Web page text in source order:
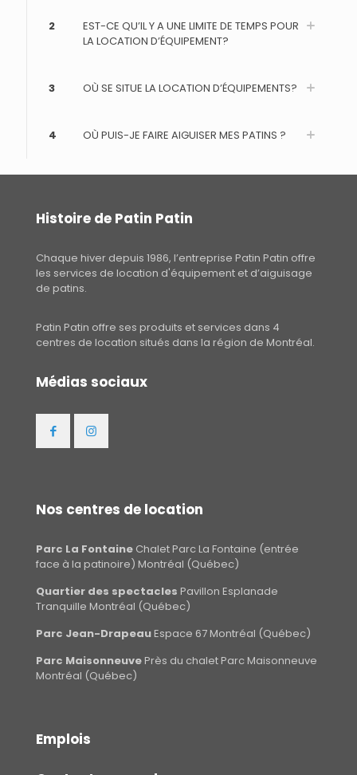
2
EST-CE QU’IL Y A UNE LIMITE DE TEMPS POUR
LA LOCATION D’ÉQUIPEMENT?
3 OÙ SE SITUE LA LOCATION D’ÉQUIPEMENTS?
4 OÙ PUIS-JE FAIRE AIGUISER MES PATINS ?
Histoire de Patin Patin
Chaque hiver depuis 1986, l’entreprise Patin Patin offre
les services de location d'équipement et d’aiguisage
de patins.
Patin Patin offre ses produits et services dans 4
centres de location situés dans la région de Montréal.
Médias sociaux
Nos centres de location
Parc La Fontaine Chalet Parc La Fontaine (entrée
face à la patinoire) Montréal (Québec)
Quartier des spectacles Pavillon Esplanade
Tranquille Montréal (Québec)
Parc Jean-Drapeau Espace 67 Montréal (Québec)
Parc Maisonneuve Près du chalet Parc Maisonneuve
Montréal (Québec)
Emplois